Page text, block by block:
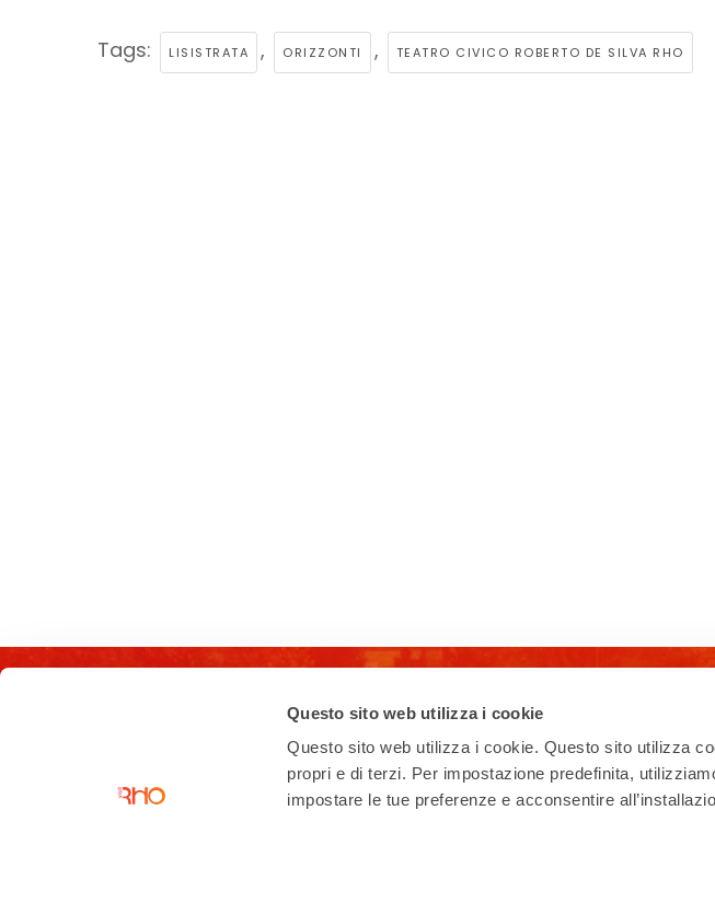
Questo sito web utilizza i cookie
Questo sito web utilizza i cookie. Questo sito utilizza
propri e di terzi. Per impostazione predefinita,
impostare le tue preferenze e acconsentire
Tags: LISISTRATA , ORIZZONTI , TEATRO CIVICO ROBERTO DE SILVA RHO
Contatti
Ricevi la nostra
esperienze,
per vivere al